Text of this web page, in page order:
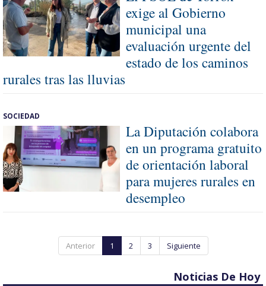
exige al Gobierno
municipal una
evaluación urgente del
estado de los caminos
rurales tras las lluvias
SOCIEDAD
La Diputación colabora
en un programa gratuito
de orientación laboral
para mujeres rurales en
desempleo
Anterior 1 2 3 Siguiente
Noticias De Hoy